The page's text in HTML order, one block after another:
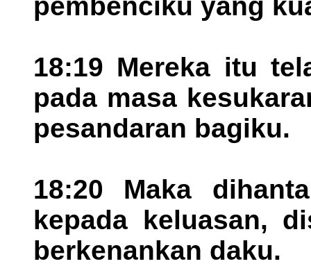
18:19 Mereka itu
pada masa
pesandaran bagiku.
18:20 Maka
kepada keluasan,
berkenankan daku.